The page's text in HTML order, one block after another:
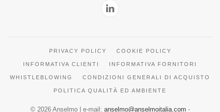
PRIVACY POLICY COOKIE POLICY
INFORMATIVA CLIENTI INFORMATIVA FORNITORI
WHISTLEBLOWING CONDIZIONI GENERALI DI ACQUISTO
POLITICA QUALITÀ ED AMBIENTE
© 2026Anselmo | e-mail: anselmo@anselmoitalia.com -